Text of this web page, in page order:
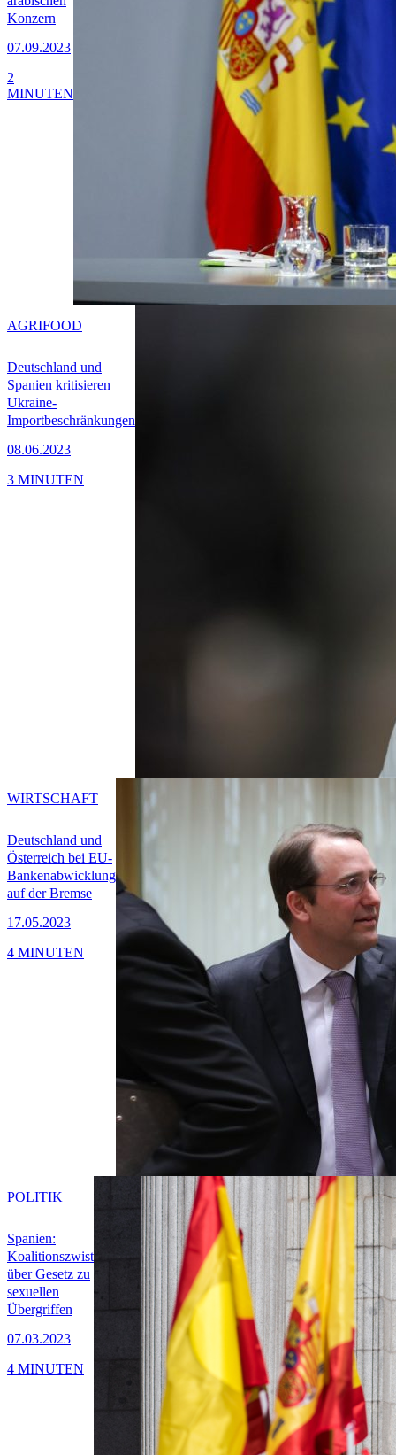
Konzern
07.09.2023
2
MINUTEN
Deutschland und
Spanien kritisieren
Ukraine-
Importbeschränkungen
08.06.2023
AGRIFOOD
3 MINUTEN
Deutschland und
Österreich bei EU-
Bankenabwicklung
auf der Bremse
17.05.2023
WIRTSCHAFT
4 MINUTEN
Spanien:
Koalitionszwist
über Gesetz zu
sexuellen
Übergriffen
07.03.2023
POLITIK
4 MINUTEN